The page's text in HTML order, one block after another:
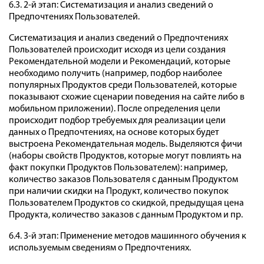
6.3. 2-й этап: Систематизация и анализ сведений о
Предпочтениях Пользователей.
Систематизация и анализ сведений о Предпочтениях
Пользователей происходит исходя из цели создания
Рекомендательной модели и Рекомендаций, которые
необходимо получить (например, подбор наиболее
популярных Продуктов среди Пользователей, которые
показывают схожие сценарии поведения на сайте либо в
мобильном приложении). После определения цели
происходит подбор требуемых для реализации цели
данных о Предпочтениях, на основе которых будет
выстроена Рекомендательная модель. Выделяются фичи
(наборы свойств Продуктов, которые могут повлиять на
факт покупки Продуктов Пользователем): например,
количество заказов Пользователя с данным Продуктом
при наличии скидки на Продукт, количество покупок
Пользователем Продуктов со скидкой, предыдущая цена
Продукта, количество заказов с данным Продуктом и пр.
6.4. 3-й этап: Применение методов машинного обучения к
используемым сведениям о Предпочтениях.